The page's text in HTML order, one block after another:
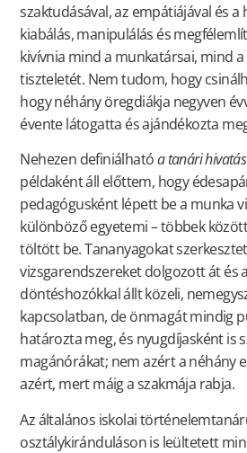
szaktudásával, az empátiájával és a
kiabálás, manipulálás és
kivívnia mind a munkatársai, mind
tiszteletét. Nem tudom, hogy
hogy néhány öregdiákja negyven
évente látogatta és ajándékozta
Nehezen definiálhatóa tanári
példaként áll előttem, hogy
pedagógusként lépett be a munka
különböző egyetemi – többek
töltött be. Tananyagokat
vizsgarendszereket dolgozott át és
döntéshozókkal állt közeli,
kapcsolatban, de önmagát mindig
határozta meg, és nyugdíjasként is
magánórákat; nem azért a néhány
azért, mert máig a szakmája rabja.
Az általános iskolai
osztálykiránduláson is leültetett